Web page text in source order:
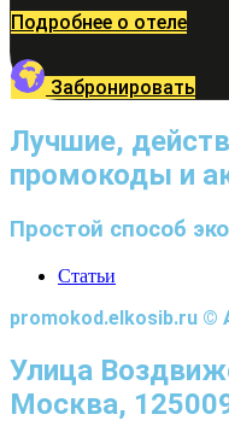
Подробнее о отеле
Забронировать
Лучшие,
промокоды и
Простой способ
Статьи
promokod.elkosib.ru ©
Улица
Москва,